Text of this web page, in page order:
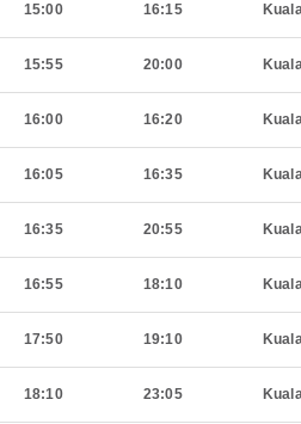
15:00 16:15
15:55 20:00
16:00 16:20
16:05 16:35
16:35 20:55
16:55 18:10
17:50 19:10
18:10 23:05